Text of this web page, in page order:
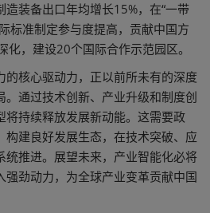
造装备出口年均增长15%，在“一带
标准制定参与度提高，贡献中国方
，建设20个国际合作示范园区。
的核心驱动力，正以前所未有的深度
。通过技术创新、产业升级和制度创
将持续释放发展新动能。这需要政
构建良好发展生态，在技术突破、应
统推进。展望未来，产业智能化必将
强劲动力，为全球产业变革贡献中国